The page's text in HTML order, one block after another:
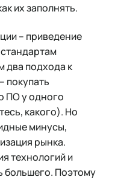
их заполнять.
– приведение
два подхода к
покупать
ПО у одного
какого). Но
минусы,
рынка.
технологий и
большего. Поэтому